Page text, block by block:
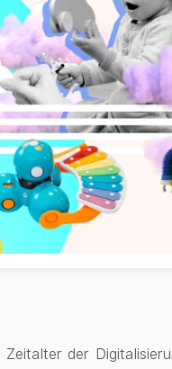
Zeitalter der